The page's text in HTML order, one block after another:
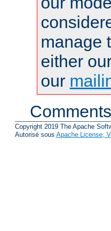
manage
either
our
Copyright 2019 The Apache
Autorisé sous Apache License,